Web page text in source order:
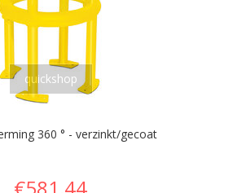
quickshop
360 ° - verzinkt/gecoat